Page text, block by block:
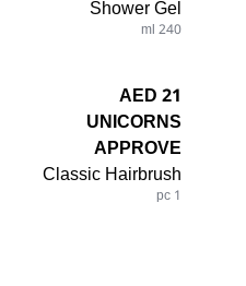
Shower Gel
240 ml
21 AED
UNICORNS
APPROVE
Classic Hairbrush
1 pc